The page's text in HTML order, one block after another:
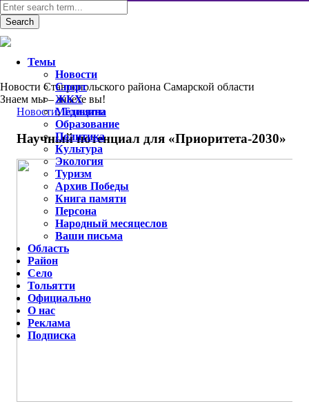
Новости Ставропольского района Самарской области
Знаем мы – знаете вы!
Новости,Тольятти
Научный потенциал для «Приоритета-2030»
Темы
Новости
Спорт
ЖКХ
Медицина
Образование
Политика
Культура
Экология
Туризм
Архив Победы
Книга памяти
Персона
Народный месяцеслов
Ваши письма
Область
Район
Село
Тольятти
Официально
О нас
Реклама
Подписка